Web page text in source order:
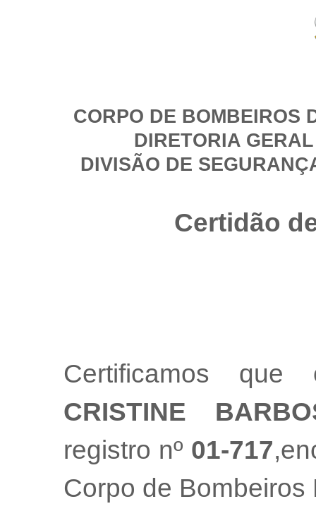
CORPO DE BOMBEIROS
DIRETORIA
DIVISÃO DE
Certidão
Certificamos
CRISTINE
registro nº 01-717
Corpo de